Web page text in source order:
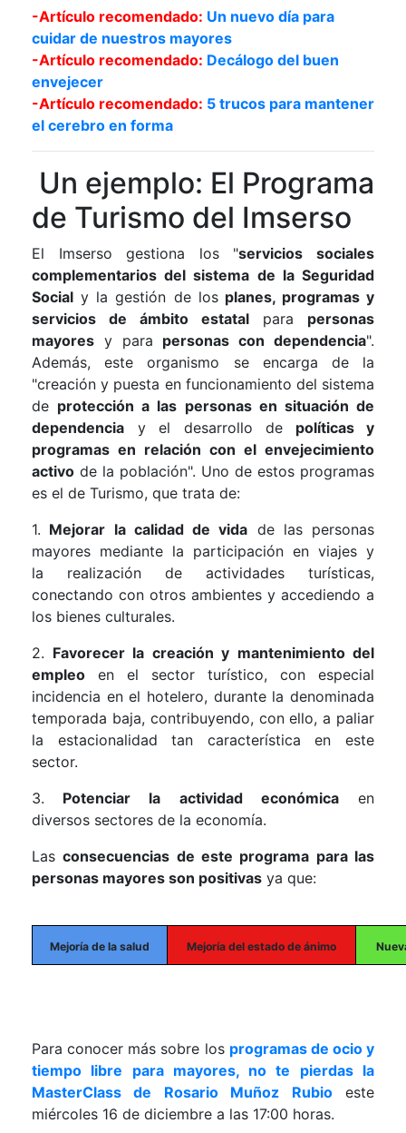
-Artículo recomendado: Un nuevo día para
cuidar de nuestros mayores
-Artículo recomendado: Decálogo del buen
envejecer
-Artículo recomendado: 5 trucos para mantener
el cerebro en forma
Un ejemplo: El Programa
de Turismo del Imserso
El Imserso gestiona los "servicios sociales
complementarios del sistema de la Seguridad
Social y la gestión de losplanes, programas y
servicios de ámbito estatal para personas
mayores y para personas con dependencia".
Además, este organismo se encarga de la
"creación y puesta en funcionamiento del sistema
de protección a las personas en situación de
dependencia y el desarrollo de políticas y
programas en relación con el envejecimiento
activo de la población". Uno de estos programas
es el de Turismo, que trata de:
1. Mejorar la calidad de vida de las personas
mayores mediante la participación en viajes y
la realización de actividades turísticas,
conectando con otros ambientes y accediendo a
los bienes culturales.
2. Favorecer la creación y mantenimiento del
empleo en el sector turístico, con especial
incidencia en el hotelero, durante la denominada
temporada baja, contribuyendo, con ello, a paliar
la estacionalidad tan característica en este
sector.
3. Potenciar la actividad económicaen
diversos sectores de la economía.
Lasconsecuencias de este programa para las
personas mayores son positivas ya que:
Mejoría de la salud Mejoría del estado de ánimo
Para conocer más sobre los programas de ocio y
tiempo libre para mayores, no te pierdas la
MasterClass de Rosario Muñoz Rubioeste
miércoles 16 de diciembre a las 17:00 horas.